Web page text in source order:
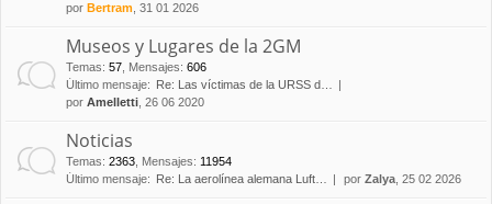
por Bertram , 31 01 2026
Museos y Lugares de la 2GM
Temas: 57 Mensajes: 606
Último mensaje:
Re: Las víctimas de la URSS d…
por Amelletti , 26 06 2020
Noticias
Temas: 2363 Mensajes: 11954
Último mensaje:
Re: La aerolínea alemana Luft… por Zalya , 25 02 2026